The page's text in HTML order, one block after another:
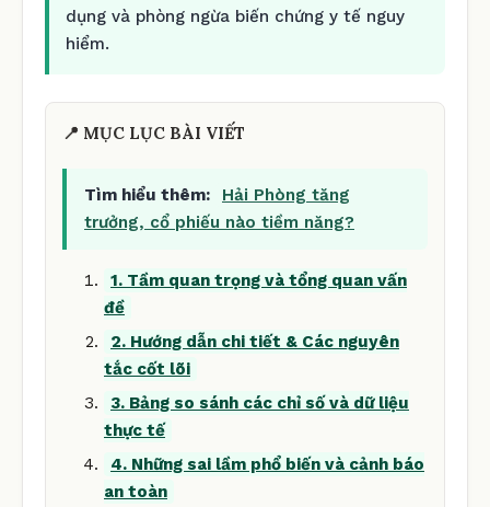
dụng và phòng ngừa biến chứng y tế nguy
hiểm.
📍 MỤC LỤC BÀI VIẾT
Tìm hiểu thêm:
Hải Phòng tăng
trưởng, cổ phiếu nào tiềm năng?
1. Tầm quan trọng và tổng quan vấn
đề
2. Hướng dẫn chi tiết & Các nguyên
tắc cốt lõi
3. Bảng so sánh các chỉ số và dữ liệu
thực tế
4. Những sai lầm phổ biến và cảnh báo
an toàn